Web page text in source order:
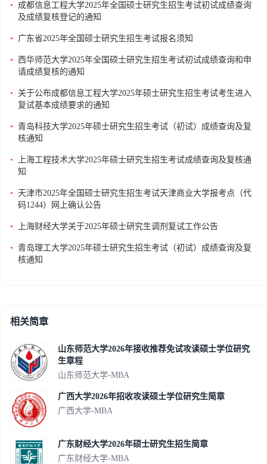
•
成都信息工程大学2025年全国硕士研究生招生考试初试成绩查询
及成绩复核登记的通知
• 广东省2025年全国硕士研究生招生考试报名须知
•
西华师范大学2025年全国硕士研究生招生考试初试成绩查询和申
请成绩复核的通知
•
关于公布成都信息工程大学2025年硕士研究生招生考试考生进入
复试基本成绩要求的通知
• 青岛科技大学2025年硕士研究生招生考试（初试）成绩查询及复
核通知
•
上海工程技术大学2025年硕士研究生招生考试成绩查询及复核通
知
•
天津市2025年全国硕士研究生招生考试天津商业大学报考点（代
码1244）网上确认公告
• 上海财经大学关于2025年硕士研究生调剂复试工作公告
• 青岛理工大学2025年硕士研究生招生考试（初试）成绩查询及复
核通知
相关简章
山东师范大学2026年接收推荐免试攻读硕士学位研究
生章程
山东师范大学-MBA
广西大学2026年招收攻读硕士学位研究生简章
广西大学-MBA
广东财经大学2026年硕士研究生招生简章
广东财经大学-MBA